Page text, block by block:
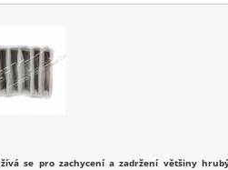
se pro zachycení a zadržení většiny